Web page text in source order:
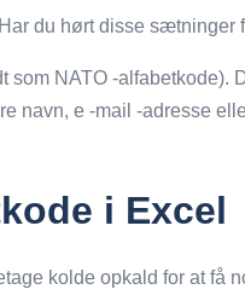
du hørt disse sætninger
NATO -alfabetkode).
navn, e -mail -adresse
i Excel
kolde opkald for at få